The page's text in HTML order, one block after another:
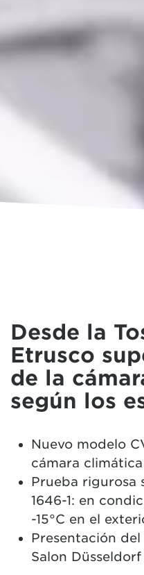
Desde la
Etrusco
de la
según los
Nuevo modelo
cámara climática
Prueba rigurosa
1646-1: en
-15°C en el
Presentación
Salon